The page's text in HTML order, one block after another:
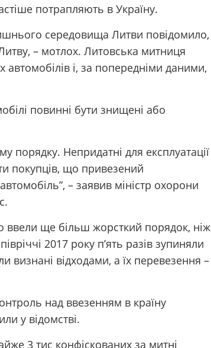
потрапляють в Україну.
середовища Литви повідомило,
– мотлох. Литовська митниця
і, за попередніми даними,
повинні бути знищені або
порядку. Непридатні для експлуатації
покупців, що привезений
– заявив міністр охорони
ввели ще більш жорсткий порядок, ніж
2017 року п’ять разів зупиняли
визнані відходами, а їх перевезення –
над ввезенням в країну
у відомстві.
3 тис конфіскованих за митні